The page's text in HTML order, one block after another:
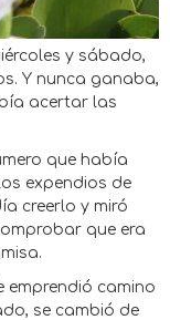
y sábado,
Y nunca ganaba,
acertar las
que había
expendios de
creerlo y miró
que era
emprendió camino
se cambió de